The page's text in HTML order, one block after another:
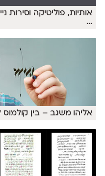
אותיות, פוליטיקה וסירות
...
אליהו משגב – בין קולמוס